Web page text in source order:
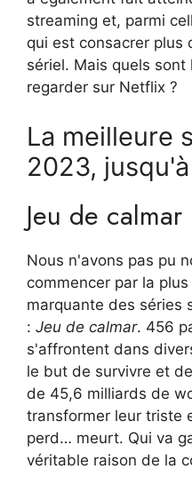
streaming et, parmi
qui est consacrer plus
sériel. Mais quels sont
regarder sur Netflix ?
La meilleure
2023,
Jeu de calmar
Nous n'avons pas pu
commencer par la
marquante des séries
: Jeu de calmar. 456
s'affrontent dans
le but de survivre et
de 45,6 milliards de
transformer leur triste
perd… meurt. Qui va
véritable raison de la